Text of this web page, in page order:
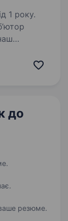
1 року.
до
ваше резюме.